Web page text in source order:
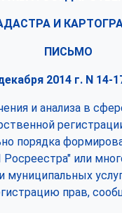
И
ПИСЬМО
2014 г. N 14-
и анализа в
порядка
или
муниципальных
прав,